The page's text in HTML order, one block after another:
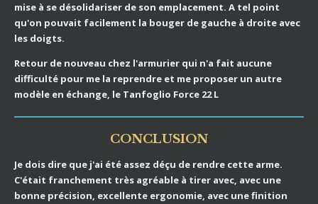
mise à se désolidariser de son emplacement. A tel point
qu'on pouvait facilement la bouger de gauche à droite avec
les doigts.
Retour de nouveau chez l'armurier qui n'a fait aucune
difficulté pour me la reprendre et me proposer un autre
modèle en échange, le Tanfoglio Force 22 L
CONCLUSION
Je dois dire que j'ai été assez déçu de rendre cette arme.
C'était franchement très agréable à tirer avec, avec une
bonne précision, excellente ergonomie, avec une finition